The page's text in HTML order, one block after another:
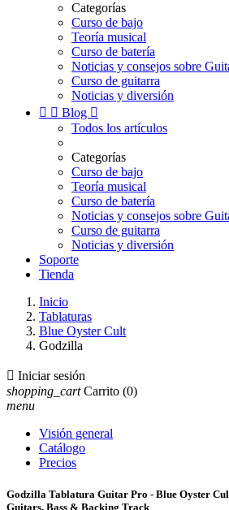
Categorías
Curso de bajo
Teoría musical
Curso de batería
Noticias y consejos sobre
Curso de guitarra
Noticias y diversión
  Blog 
Todos los artículos
Categorías
Curso de bajo
Teoría musical
Curso de batería
Noticias y consejos sobre
Curso de guitarra
Noticias y diversión
Soporte
Tienda
Inicio
Tablaturas
Blue Oyster Cult
Godzilla
 Iniciar sesión
shopping_cart Carrito (0)
menu
Visión general
Catálogo
Precios
Godzilla Tablatura Guitar Pro - Blue Oyster
Guitars, Bass & Backing Track